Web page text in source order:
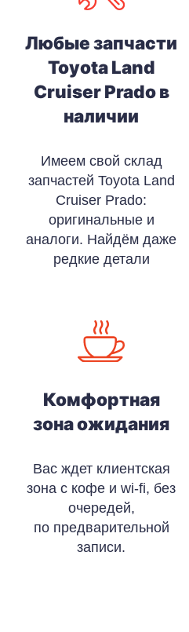
Любые запчасти
Toyota Land
Cruiser Prado в
наличии
Имеем свой склад
запчастей Toyota Land
Cruiser Prado:
оригинальные и
аналоги. Найдём даже
редкие детали
Комфортная
зона ожидания
Вас ждет клиентская
зона с кофе и wi-fi, без
очередей,
по предварительной
записи.